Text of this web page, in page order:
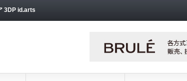
3DP id.arts